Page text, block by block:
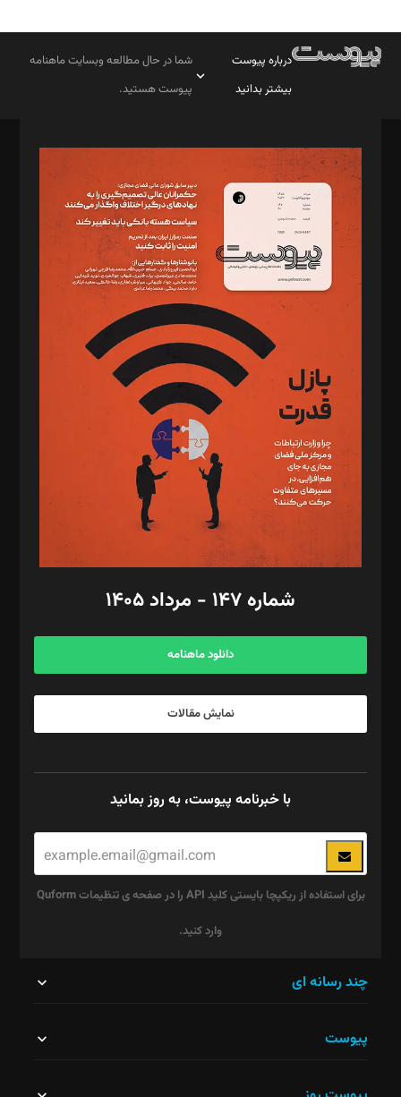
درباره پیوست
بیشتر بدانید
شما در حال مطالعه وبسایت ماهنامه
پیوست هستید.
مدیر مسئول: محمدباقر اثنی‌عشری
سردبیر: مهرک محمودی
دبیر تحریریه: میثم قاسمی
د‌بیر ناداستان: سمانه سمیع
د‌بیر خدمت و تجارت: ابوالفضل رجبی
د‌بیر حقوق فناوری: حسام‌الدین ایپکچی
د‌بیر پیوست جهان: مینا پاکدل
د‌بیر تحریریه آنلاین: بابک نقاش
تحریریه‌: مجتبی محمود‌ی، آرش برهمند، یسنا امان‌پور، سروش کرمیان،
مصطفی مسجدی آرانی، ابوالفضل رجبی، زهرا فکرانه، فائزه فتحی
رستمی،مصطفی باستان
ویرایش: نگار استاد‌‌آقا
طراح یونیفرم: مجید توکلی
فیلمبرداری و عکاسی: امیر شفیعی، مانی لطفی زاده
گرافیک و صفحه‌آرایی: سید‌سبحان‌علی ثابت
مد‌یر توسعه تجاری: کامبیز برید‌
امور مالی: شاپور رهبری، محمد‌ کاظمی‌نیا
آگهی و مشترکین: ۰۹۱۹۹۹۹۰۴۵۴
شماره ۱۴۷ - مرداد ۱۴۰۵
دانلود ماهنامه
نمایش مقالات
با خبرنامه پیوست، به روز بمانید
برای استفاده از ریکپچا بایستی کلید API را در صفحه ی تنظیمات Quform
وارد کنید.
نباید
چند رسانه ای
پیوست